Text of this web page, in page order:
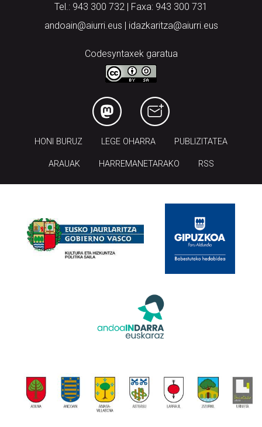
Tel.: 943 300 732 | Faxa: 943 300 731
andoain@aiurri.eus | idazkaritza@aiurri.eus
Codesyntaxek garatua
HONI BURUZ LEGE OHARRA PUBLIZITATEA
ARAUAK HARREMANETARAKO RSS